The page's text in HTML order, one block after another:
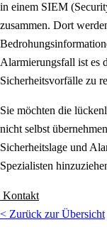
in einem SIEM
zusammen. Dort
Alarmierungsfall ist es
Sicherheitsvorfälle zu
Sie möchten die
nicht selbst
Sicherheitslage und
Spezialisten
Kontakt
< Zurück zur Übersicht